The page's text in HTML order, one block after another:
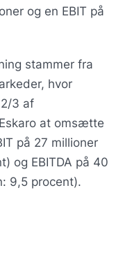
og en EBIT på
stammer fra
hvor
3 af
at omsætte
på 27 millioner
og EBITDA på 40
9,5 procent).